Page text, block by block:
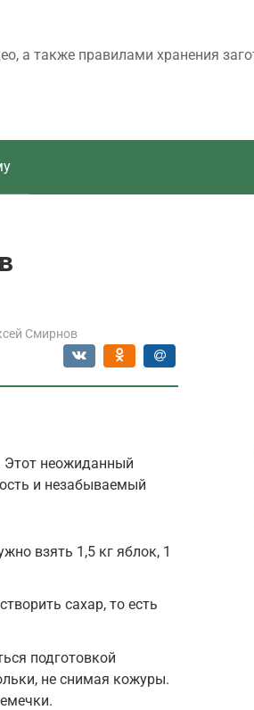
а также правилами хранения
Смирнов
Этот неожиданный
и незабываемый
взять 1,5 кг яблок, 1
сахар, то есть
подготовкой
не снимая кожуры.